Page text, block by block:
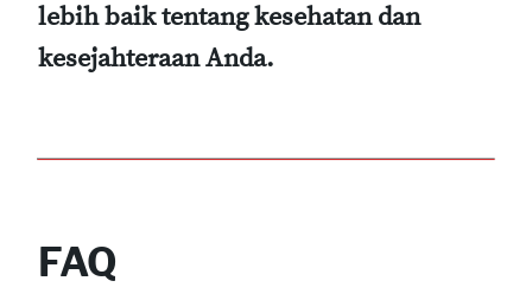
lebih baik tentang kesehatan dan
kesejahteraan Anda.
FAQ